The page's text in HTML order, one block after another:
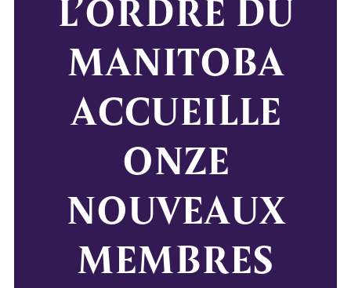
MANITOBA
ACCUEILLE
ONZE
NOUVEAUX
MEMBRES